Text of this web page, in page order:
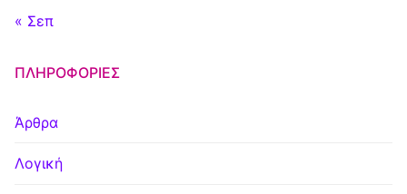
« Σεπ
ΠΛΗΡΟΦΟΡΊΕΣ
Άρθρα
Λογική